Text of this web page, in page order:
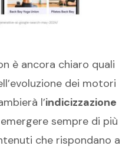
è ancora chiaro quali
dei motori
l’indicizzazione
sempre di più
che rispondano a